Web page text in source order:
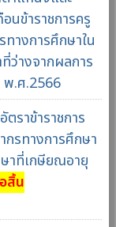
นข้าราชการครู
ทางการศึกษาใน
ว่างจากผลการ
พ.ศ.2566
ตราข้าราชการ
กรทางการศึกษา
าที่เกษียณอายุ
สิ้น